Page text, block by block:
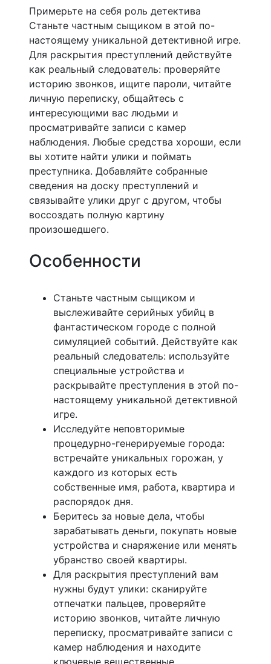
Примерьте на себя роль детектива
Станьте частным сыщиком в этой по-
настоящему уникальной детективной игре.
Для раскрытия преступлений действуйте
как реальный следователь: проверяйте
историю звонков, ищите пароли, читайте
личную переписку, общайтесь с
интересующими вас людьми и
просматривайте записи с камер
наблюдения. Любые средства хороши, если
вы хотите найти улики и поймать
преступника. Добавляйте собранные
сведения на доску преступлений и
связывайте улики друг с другом, чтобы
воссоздать полную картину
произошедшего.
Особенности
Станьте частным сыщиком и
выслеживайте серийных убийц в
фантастическом городе с полной
симуляцией событий. Действуйте как
реальный следователь: используйте
специальные устройства и
раскрывайте преступления в этой по-
настоящему уникальной детективной
игре.
Исследуйте неповторимые
процедурно-генерируемые города:
встречайте уникальных горожан, у
каждого из которых есть
собственные имя, работа, квартира и
распорядок дня.
Беритесь за новые дела, чтобы
зарабатывать деньги, покупать новые
устройства и снаряжение или менять
убранство своей квартиры.
Для раскрытия преступлений вам
нужны будут улики: сканируйте
отпечатки пальцев, проверяйте
историю звонков, читайте личную
переписку, просматривайте записи с
камер наблюдения и находите
ключевые вещественные